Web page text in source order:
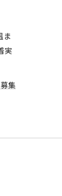
ま
実
集